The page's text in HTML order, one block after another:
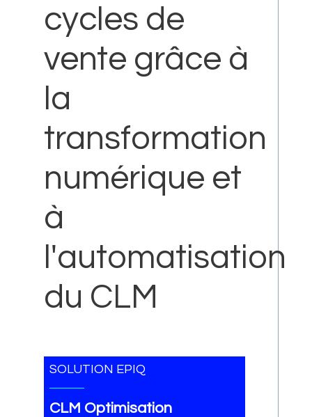
cycles de
vente grâce à
la
transformation
numérique et
à
l'automatisation
du CLM
SOLUTION EPIQ
CLM Optimisation